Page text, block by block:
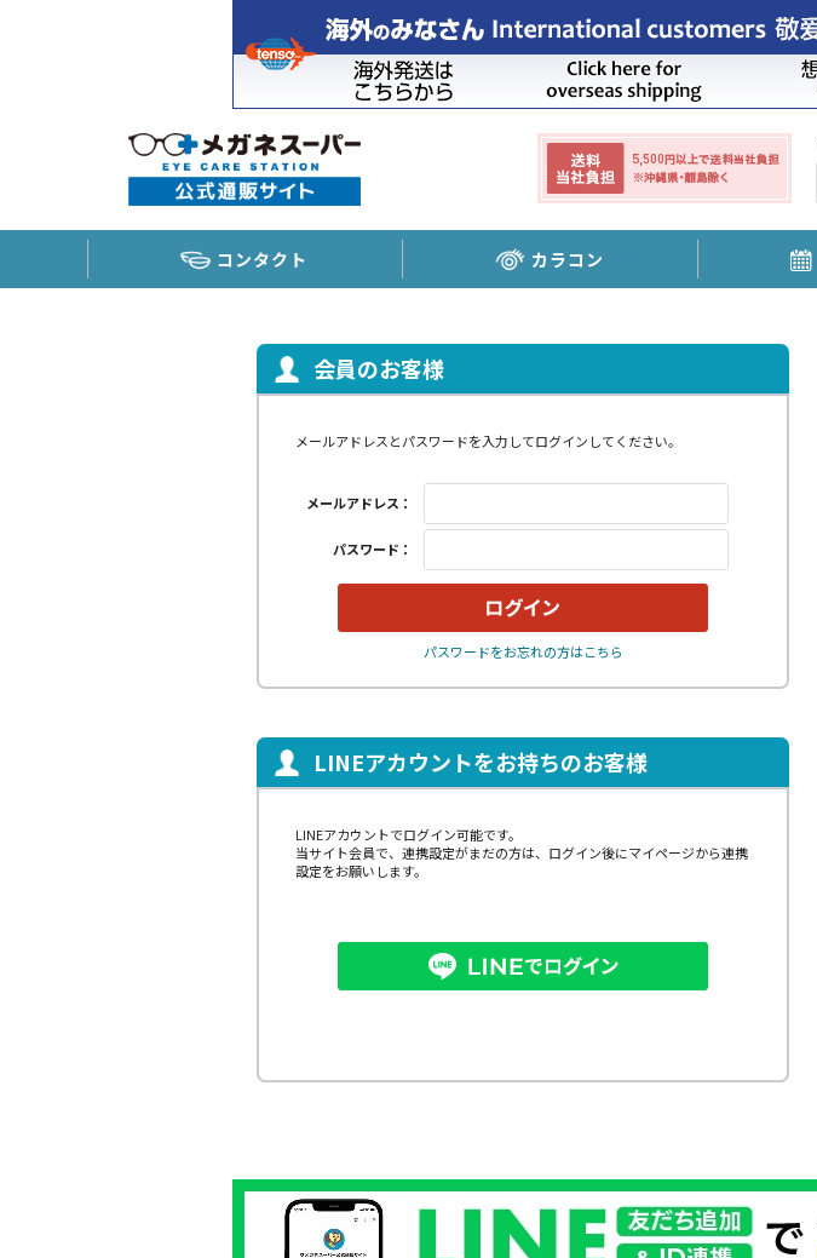
コンタクト カラコン
会員のお客様
メールアドレスとパスワードを入力してログインしてください。
メールアドレス：
パスワード：
パスワードをお忘れの方はこちら
LINEアカウントをお持ちのお客様
LINEアカウントでログイン可能です。
当サイト会員で、連携設定がまだの方は、ログイン後にマイページから連携
設定をお願いします。